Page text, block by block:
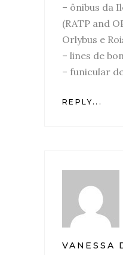
– ônibus da
(RATP and
Orlybus e
– lines de
– funicular
REPLY...
VANESSA